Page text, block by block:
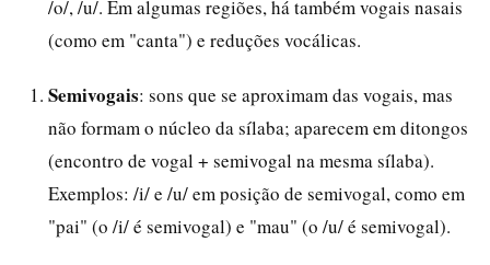
/o/, /u/. Em algumas regiões, há também vogais nasais
(como em "canta") e reduções vocálicas.
Semivogais: sons que se aproximam das vogais, mas
não formam o núcleo da sílaba; aparecem em ditongos
(encontro de vogal + semivogal na mesma sílaba).
Exemplos: /i/ e /u/ em posição de semivogal, como em
"pai" (o /i/ é semivogal) e "mau" (o /u/ é semivogal).